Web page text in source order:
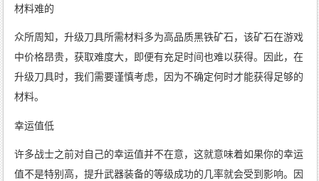
材料难的
众所周知，升级刀具所需材料多为高品质黑铁矿石，该矿石在游戏
中价格昂贵，获取难度大，即便有充足时间也难以获得。因此，在
升级刀具时，我们需要谨慎考虑，因为不确定何时才能获得足够的
材料。
幸运值低
许多战士之前对自己的幸运值并不在意，这就意味着如果你的幸运
值不是特别高，提升武器装备的等级成功的几率就会受到影响。因